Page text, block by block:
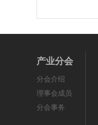
产业分会
分会介绍
理事会成员
分会事务